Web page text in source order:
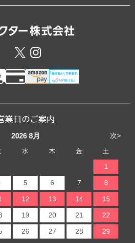
業日のご案内
次>
2026 8月
水 木 金 土
1
5 6 7 8
12 13 14 15
19 20 21 22
26 27 28 29